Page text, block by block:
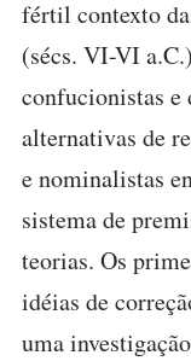
fértil contexto
(sécs. VI-VI
confucionistas e
alternativas de
e nominalistas
sistema de
teorias. Os
idéias de
uma